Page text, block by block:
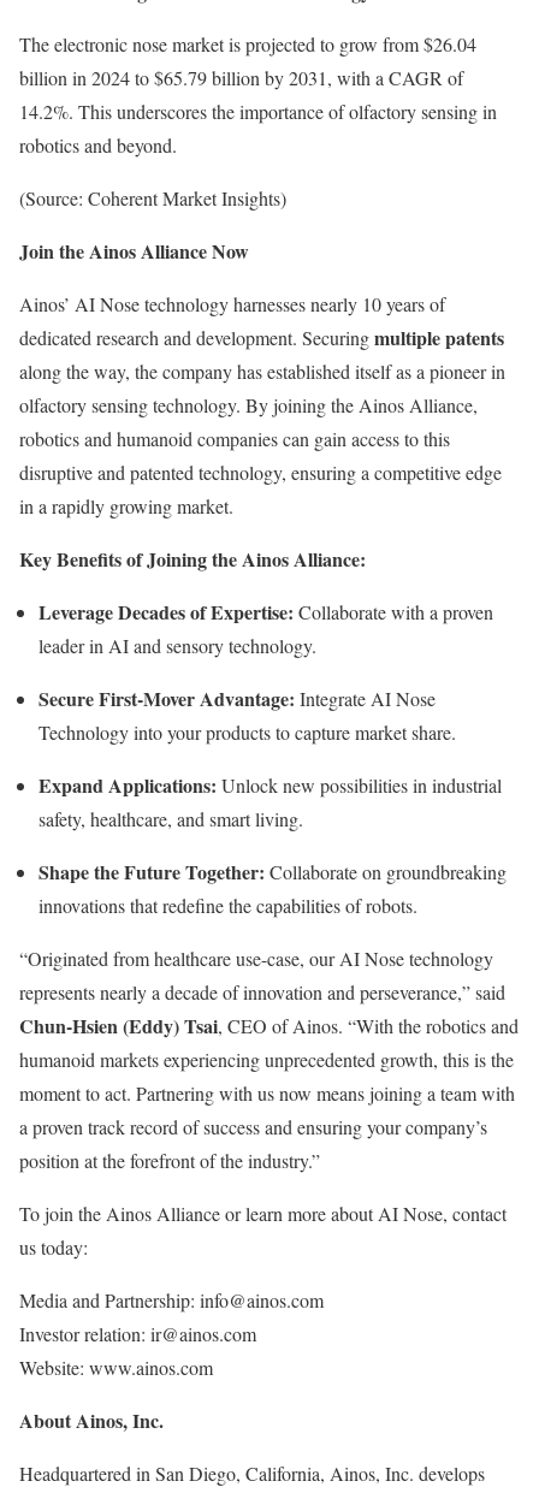
The electronic nose market is projected to grow from $26.04
billion in 2024 to $65.79 billion by 2031, with a CAGR of
14.2%. This underscores the importance of olfactory sensing in
robotics and beyond.
(Source: Coherent Market Insights)
Join the Ainos Alliance Now
Ainos’ AI Nose technology harnesses nearly 10 years of
dedicated research and development. Securingmultiple patents
along the way, the company has established itself as a pioneer in
olfactory sensing technology. By joining the Ainos Alliance,
robotics and humanoid companies can gain access to this
disruptive and patented technology, ensuring a competitive edge
in a rapidly growing market.
Key Benefits of Joining the Ainos Alliance:
Leverage Decades of Expertise: Collaborate with a proven
leader in AI and sensory technology.
Secure First-Mover Advantage: Integrate AI Nose
Technology into your products to capture market share.
Expand Applications: Unlock new possibilities in industrial
safety, healthcare, and smart living.
Shape the Future Together: Collaborate on groundbreaking
innovations that redefine the capabilities of robots.
“Originated from healthcare use-case, our AI Nose technology
represents nearly a decade of innovation and perseverance,” said
Chun-Hsien (Eddy) Tsai, CEO of Ainos. “With the robotics and
humanoid markets experiencing unprecedented growth, this is the
moment to act. Partnering with us now means joining a team with
a proven track record of success and ensuring your company’s
position at the forefront of the industry.”
To join the Ainos Alliance or learn more about AI Nose, contact
us today:
Media and Partnership: info@ainos.com
Investor relation: ir@ainos.com
Website: www.ainos.com
About Ainos, Inc.
Headquartered in San Diego, California, Ainos, Inc. develops